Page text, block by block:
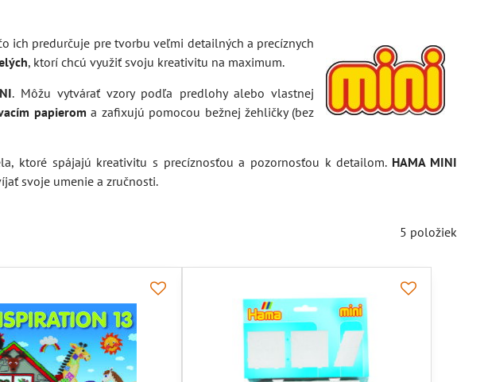
ich predurčuje pre tvorbu veľmi detailných a precíznych
, ktorí chcú využiť svoju kreativitu na maximum.
. Môžu vytvárať vzory podľa predlohy alebo vlastnej
papierom a zafixujú pomocou bežnej žehličky (bez
ktoré spájajú kreativitu s precíznosťou a pozornosťou k detailom. HAMA MINI
svoje umenie a zručnosti.
5 položiek